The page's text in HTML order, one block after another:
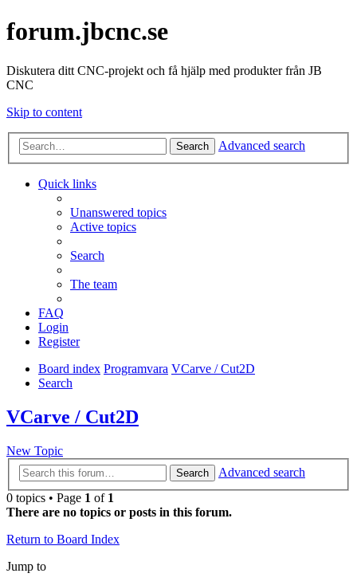
forum.jbcnc.se
Diskutera ditt CNC-projekt och få hjälp med produkter från JB
CNC
Skip to content
Search Advanced search
Quick links
Unanswered topics
Active topics
Search
The team
FAQ
Login
Register
Board index Programvara VCarve / Cut2D
Search
VCarve / Cut2D
New Topic
Search
Advanced search
0 topics • Page 1 of 1
There are no topics or posts in this forum.
Return to Board Index
Jump to